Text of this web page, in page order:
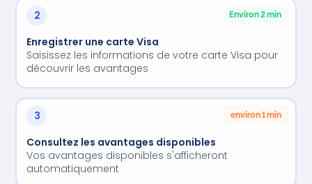
2 Environ 2 min
Enregistrer une carte Visa
Saisissez les informations de votre carte Visa pour
découvrir les avantages
3 environ 1 min
Consultez les avantages disponibles
Vos avantages disponibles s'afficheront
automatiquement